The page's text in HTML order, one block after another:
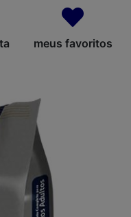
meus favoritos